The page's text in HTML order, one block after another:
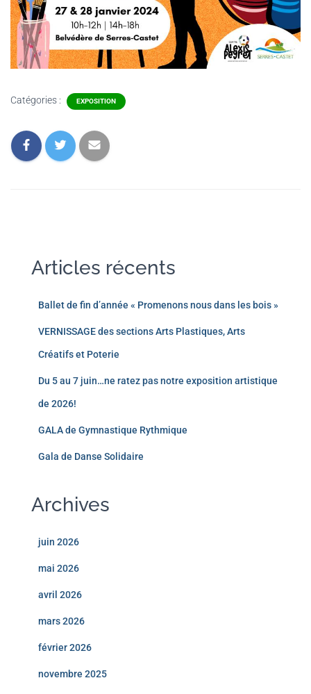
Catégories : EXPOSITION
Articles récents
Ballet de fin d’année « Promenons nous dans les bois »
VERNISSAGE des sections Arts Plastiques, Arts
Créatifs et Poterie
Du 5 au 7 juin…ne ratez pas notre exposition artistique
de 2026!
GALA de Gymnastique Rythmique
Gala de Danse Solidaire
Archives
juin 2026
mai 2026
avril 2026
mars 2026
février 2026
novembre 2025